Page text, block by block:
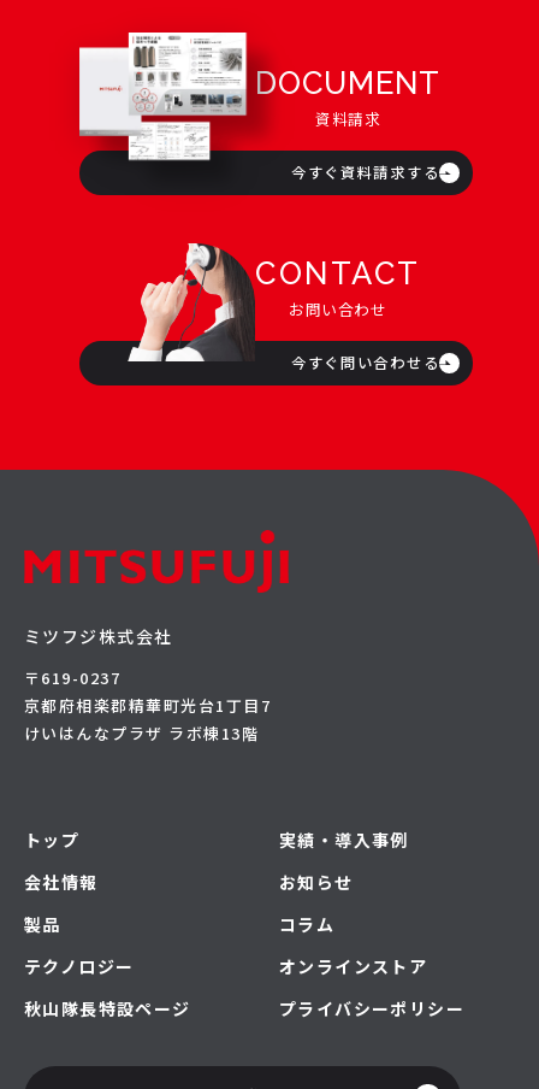
DOCUMENT
資料請求
今すぐ資料請求する
CONTACT
お問い合わせ
今すぐ問い合わせる
ミツフジ株式会社
〒619-0237
京都府相楽郡精華町光台1丁目7
けいはんなプラザ ラボ棟13階
トップ
会社情報
製品
テクノロジー
秋山隊長特設ページ
実績・導入事例
お知らせ
コラム
オンラインストア
プライバシーポリシー